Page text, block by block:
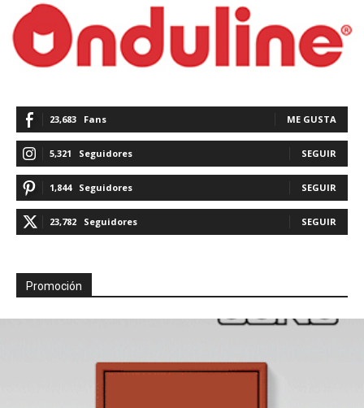
23,683 Fans ME GUSTA
5,321 Seguidores SEGUIR
1,844 Seguidores SEGUIR
23,782 Seguidores SEGUIR
Promoción